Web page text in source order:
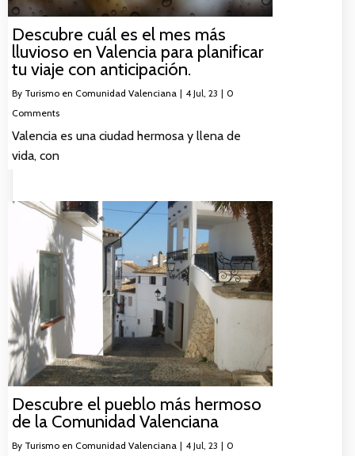
Descubre cuál es el mes más
lluvioso en Valencia para planificar
tu viaje con anticipación.
By Turismo en Comunidad Valenciana | 4 Jul, 23 | 0
Comments
Valencia es una ciudad hermosa y llena de
vida, con
Descubre el pueblo más hermoso
de la Comunidad Valenciana
By Turismo en Comunidad Valenciana | 4 Jul, 23 | 0